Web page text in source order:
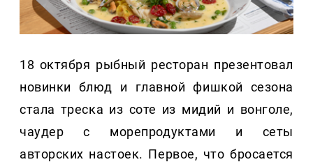
18 октября рыбный ресторан презентовал
новинки блюд и главной фишкой сезона
стала треска из соте из мидий и вонголе,
чаудер с морепродуктами и сеты
авторских настоек. Первое, что бросается